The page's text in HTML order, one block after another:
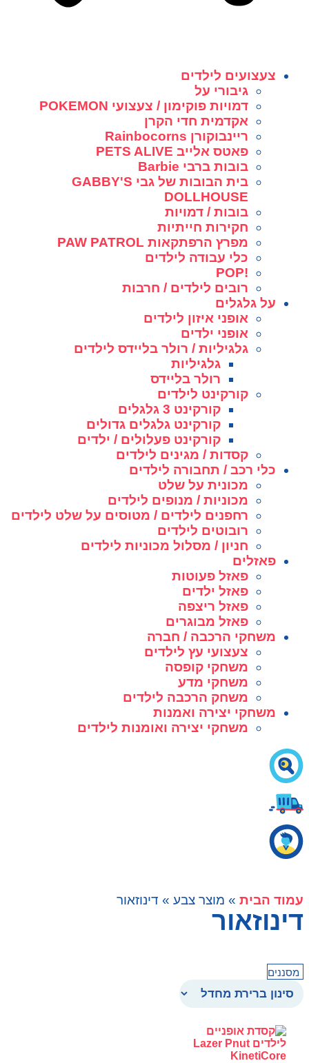
צעצועים לילדים
גיבורי על
דמויות פוקימון / צעצועי POKEMON
אקדמית חדי הקרן
ריינבוקורן Rainbocorns
פאטס אלייב PETS ALIVE
בובות ברבי Barbie
בית הבובות של גבי GABBY'S
DOLLHOUSE
בובות / דמויות
חקירות חייתיות
מפרץ הרפתקאות PAW PATROL
כלי עבודה לילדים
!POP
רובים לילדים / חרבות
על גלגלים
אופני איזון לילדים
אופני ילדים
גלגיליות / רולר בליידס לילדים
גלגיליות
רולר בליידס
קורקינט לילדים
קורקינט 3 גלגלים
קורקינט גלגלים גדולים
קורקינט פעלולים / ילדים
קסדות / מגינים לילדים
כלי רכב / תחבורה לילדים
מכונית על שלט
מכוניות / מנופים לילדים
רחפנים לילדים / מטוסים על שלט לילדים
רובוטים לילדים
חניון / מסלול מכוניות לילדים
פאזלים
פאזל פעוטות
פאזל ילדים
פאזל ריצפה
פאזל מבוגרים
משחקי הרכבה / חברה
צעצועי עץ לילדים
משחקי קופסה
משחקי מדע
משחק הרכבה לילדים
משחקי יצירה ואמנות
משחקי יצירה ואומנות לילדים
עמוד הבית » מוצר צבע » דינוזאור
דינוזאור
מסננים